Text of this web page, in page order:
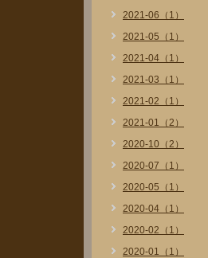
2021-06（1）
2021-05（1）
2021-04（1）
2021-03（1）
2021-02（1）
2021-01（2）
2020-10（2）
2020-07（1）
2020-05（1）
2020-04（1）
2020-02（1）
2020-01（1）